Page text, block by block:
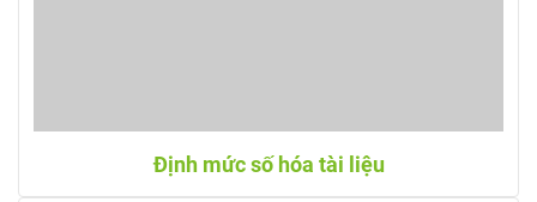
Định mức số hóa tài liệu